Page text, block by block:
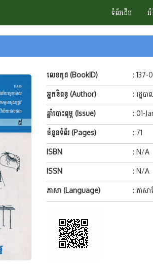
ទំព័រដើម
លេខកូដ (BookID) : 137-
អ្នកនិពន្ធ (Author) : រដ្ឋ
ឆ្នាំបោះពុម្ព (Issue) : 01-
ចំនួនទំព័រ (Pages) : 71
ISBN : N/A
ISSN : N/A
ភាសា (Language) : ភាសាខ្